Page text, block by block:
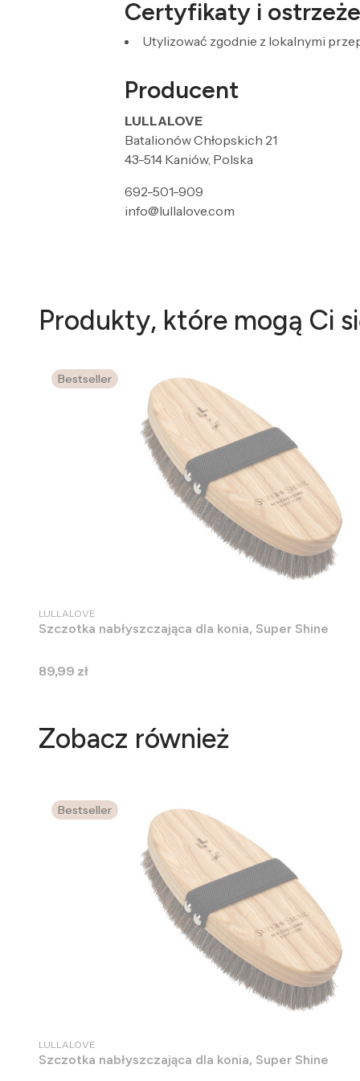
Certyfikaty i
Utylizować zgodnie z lokalnymi
Producent
LULLALOVE
Batalionów Chłopskich 21
43-514 Kaniów, Polska
692-501-909
info@lullalove.com
Produkty, które mogą Ci
Bestseller
PRODUCENT
LULLALOVE
Szczotka nabłyszczająca dla konia, Super Shine
Cena
89,99 zł
Zobacz również
Bestseller
PRODUCENT
LULLALOVE
Szczotka nabłyszczająca dla konia, Super Shine